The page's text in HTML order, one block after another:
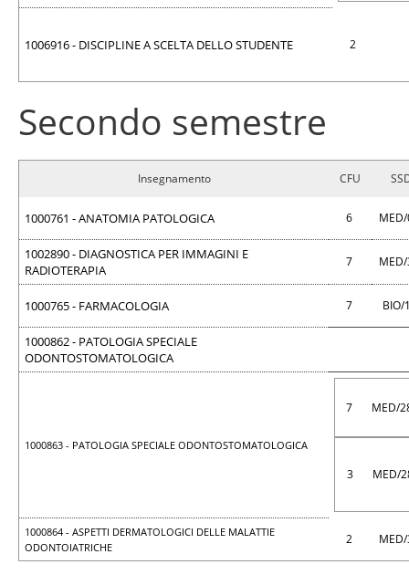
1006916 - DISCIPLINE A SCELTA DELLO STUDENTE 2
Secondo semestre
Insegnamento CFU
1000761 - ANATOMIA PATOLOGICA 6
1002890 - DIAGNOSTICA PER IMMAGINI E
RADIOTERAPIA
7
1000765 - FARMACOLOGIA 7
1000862 - PATOLOGIA SPECIALE
ODONTOSTOMATOLOGICA
1000863 - PATOLOGIA SPECIALE ODONTOSTOMATOLOGICA
7 MED/
3 MED/
1000864 - ASPETTI DERMATOLOGICI DELLE MALATTIE
ODONTOIATRICHE
2